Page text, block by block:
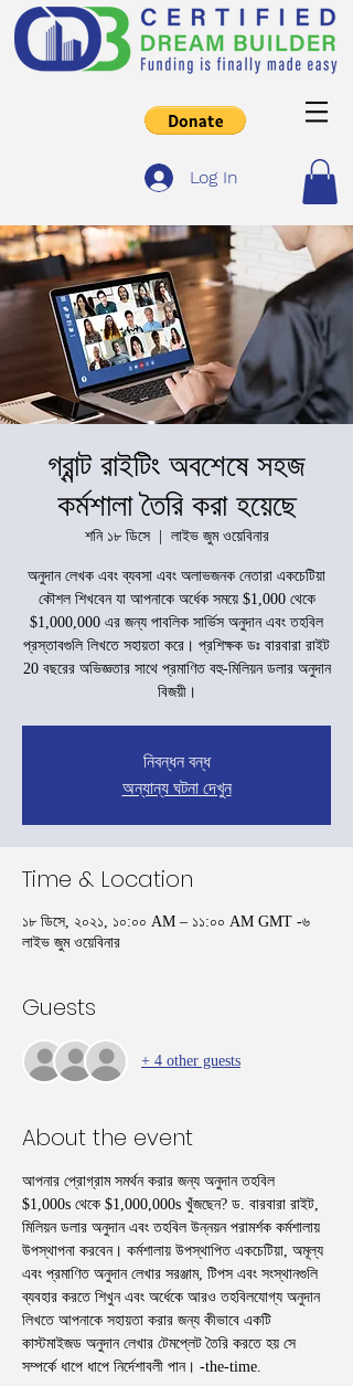
Log In
গ্রান্ট রাইটিং অবশেষে সহজ
কর্মশালা তৈরি করা হয়েছে
শনি ১৮ ডিসে
  |
লাইভ জুম ওয়েবিনার
অনুদান লেখক এবং ব্যবসা এবং অলাভজনক নেতারা একচেটিয়া
কৌশল শিখবেন যা আপনাকে অর্ধেক সময়ে $1,000 থেকে
$1,000,000 এর জন্য পাবলিক সার্ভিস অনুদান এবং তহবিল
প্রস্তাবগুলি লিখতে সহায়তা করে। প্রশিক্ষক ডঃ বারবারা রাইট
20 বছরের অভিজ্ঞতার সাথে প্রমাণিত বহু-মিলিয়ন ডলার অনুদান
বিজয়ী।
নিবন্ধন বন্ধ
অন্যান্য ঘটনা দেখুন
Time & Location
১৮ ডিসে, ২০২১, ১০:০০ AM – ১১:০০ AM GMT -৬
লাইভ জুম ওয়েবিনার
Guests
+ 4 other guests
About the event
আপনার প্রোগ্রাম সমর্থন করার জন্য অনুদান তহবিল
$1,000s থেকে $1,000,000s খুঁজছেন? ড. বারবারা রাইট,
মিলিয়ন ডলার অনুদান এবং তহবিল উন্নয়ন পরামর্শক কর্মশালায়
উপস্থাপনা করবেন। কর্মশালায় উপস্থাপিত একচেটিয়া, অমূল্য
এবং প্রমাণিত অনুদান লেখার সরঞ্জাম, টিপস এবং সংস্থানগুলি
ব্যবহার করতে শিখুন এবং অর্ধেকে আরও তহবিলযোগ্য অনুদান
লিখতে আপনাকে সহায়তা করার জন্য কীভাবে একটি
কাস্টমাইজড অনুদান লেখার টেমপ্লেট তৈরি করতে হয় সে
সম্পর্কে ধাপে ধাপে নির্দেশাবলী পান। -the-time.